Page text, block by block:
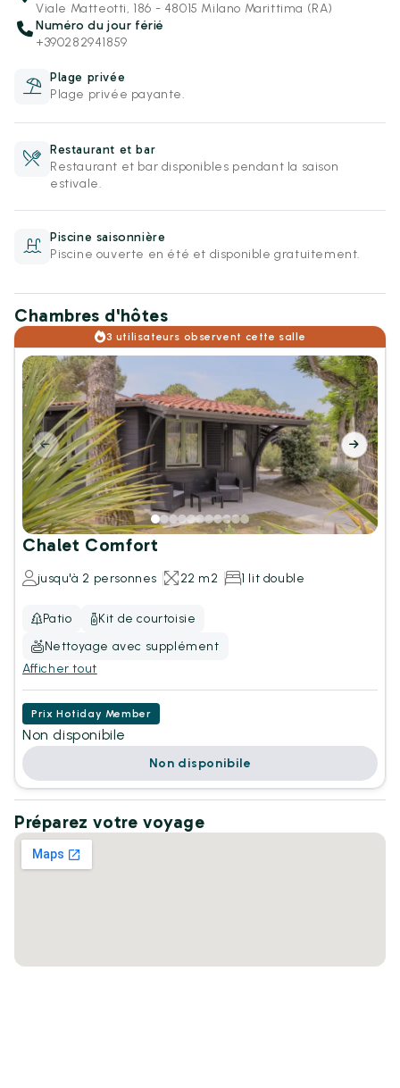
Viale Matteotti, 186 - 48015 Milano Marittima (RA)
Numéro du jour férié
+390282941859
Plage privée
Plage privée payante.
Restaurant et bar
Restaurant et bar disponibles pendant la saison
estivale.
Piscine saisonnière
Piscine ouverte en été et disponible gratuitement.
Chambres d'hôtes
3 utilisateurs observent cette salle
Chalet Comfort
jusqu'à 2 personnes 22 m2 1 lit double
Patio
Kit de courtoisie
Nettoyage avec supplément
Afficher tout
Prix Hotiday Member
Non disponibile
Non disponibile
Préparez votre voyage